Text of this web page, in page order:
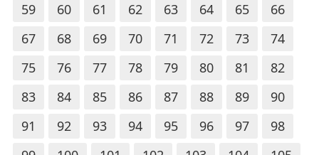
59
60 61 62 63 64 65
66
67
68 69 70 71 72 73
74
75
76 77 78 79 80 81
82
83
84 85 86 87 88 89
90
91
92 93 94 95 96 97
98